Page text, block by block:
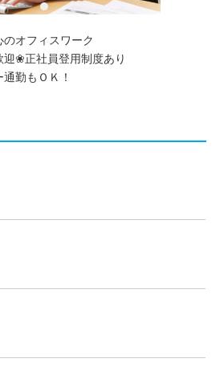
オフィスワーク
❀正社員登用制度あり
勤もＯＫ！